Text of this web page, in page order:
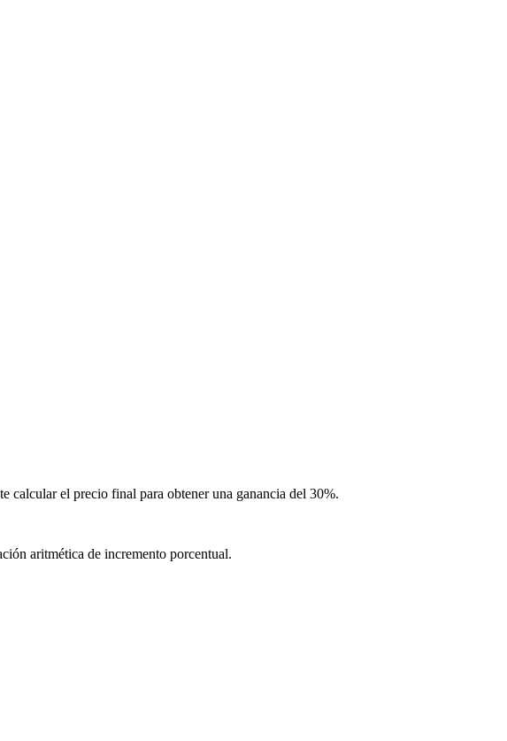
calcular el precio final para obtener una ganancia del 30%.
aritmética de incremento porcentual.